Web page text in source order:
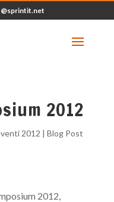
2012
2012 | Blog Post
2012,